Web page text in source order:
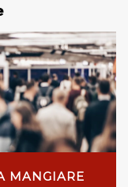
MANGIARE